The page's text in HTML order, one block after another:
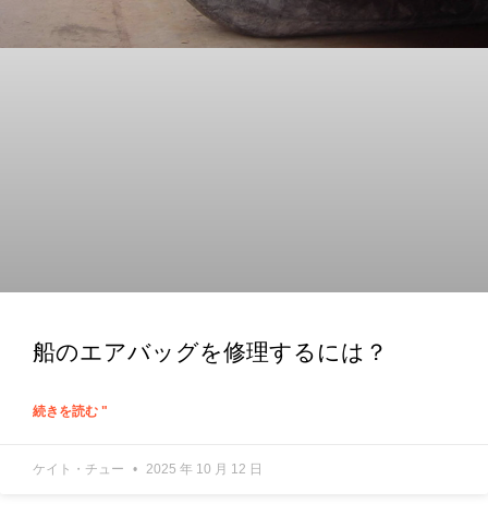
船のエアバッグを修理するには？
続きを読む "
ケイト・チュー 2025 年 10 月 12 日